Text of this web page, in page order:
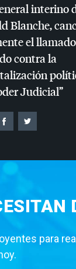
interino
Blanche,
el llamado
contra la
Judicial”
para